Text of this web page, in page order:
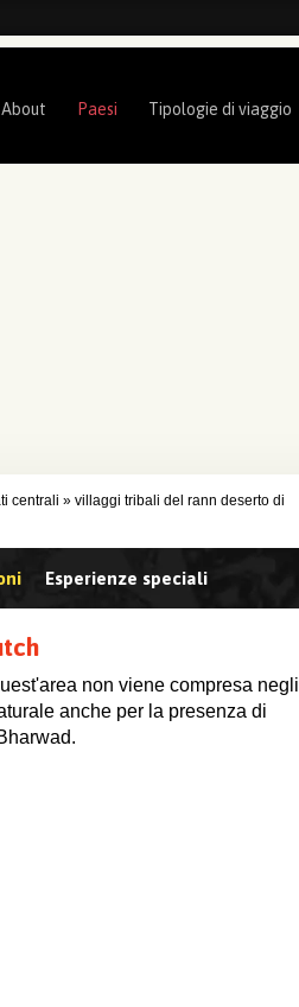
About Paesi Tipologie di viaggio
centrali » villaggi tribali del rann deserto di
Esperienze speciali
non viene compresa negli
anche per la presenza di